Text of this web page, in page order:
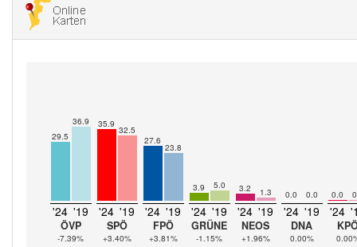
29.5
36.9
'24 '19
ÖVP
-7.39%
35.9
32.5
'24 '19
SPÖ
+3.40%
27.6
23.8
'24 '19
FPÖ
+3.81%
3.9 5.0
'24 '19
GRÜNE
-1.15%
3.2 1.3
'24 '19
NEOS
+1.96%
0.0 0.0
'24 '19
DNA
0.00%
0.0
'24